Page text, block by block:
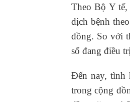
Theo Bộ Y
dịch bệnh
đồng. So với
số đang điều
Đến nay, tình
trong cộng